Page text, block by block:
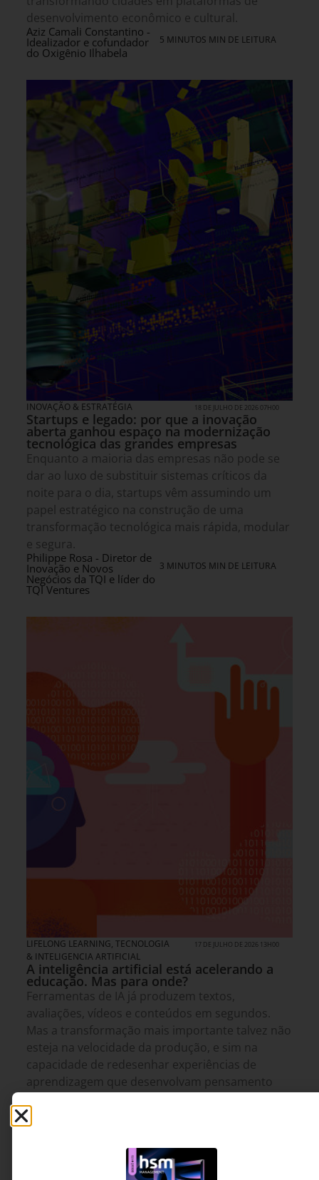
desenvolvimento econômico e cultural.
Aziz Camali Constantino -
Idealizador e cofundador
do Oxigênio Ilhabela
5 MINUTOS MIN DE LEITURA
INOVAÇÃO & ESTRATÉGIA 18 DE JULHO DE 2026 07H00
Startups e legado: por que a inovação
aberta ganhou espaço na modernização
tecnológica das grandes empresas
Enquanto a maioria das empresas não pode se
dar ao luxo de substituir sistemas críticos da
noite para o dia, startups vêm assumindo um
papel estratégico na construção de uma
transformação tecnológica mais rápida, modular
e segura.
Philippe Rosa - Diretor de
Inovação e Novos
Negócios da TQI e líder do
TQI Ventures
3 MINUTOS MIN DE LEITURA
LIFELONG LEARNING, TECNOLOGIA
& INTELIGENCIA ARTIFICIAL
17 DE JULHO DE 2026 13H00
A inteligência artificial está acelerando a
educação. Mas para onde?
Ferramentas de IA já produzem textos,
avaliações, vídeos e conteúdos em segundos.
Mas a transformação mais importante talvez não
esteja na velocidade da produção, e sim na
capacidade de redesenhar experiências de
aprendizagem que desenvolvam pensamento
Daniel Luzzi - Fundador e
CEO da Cognita Learning